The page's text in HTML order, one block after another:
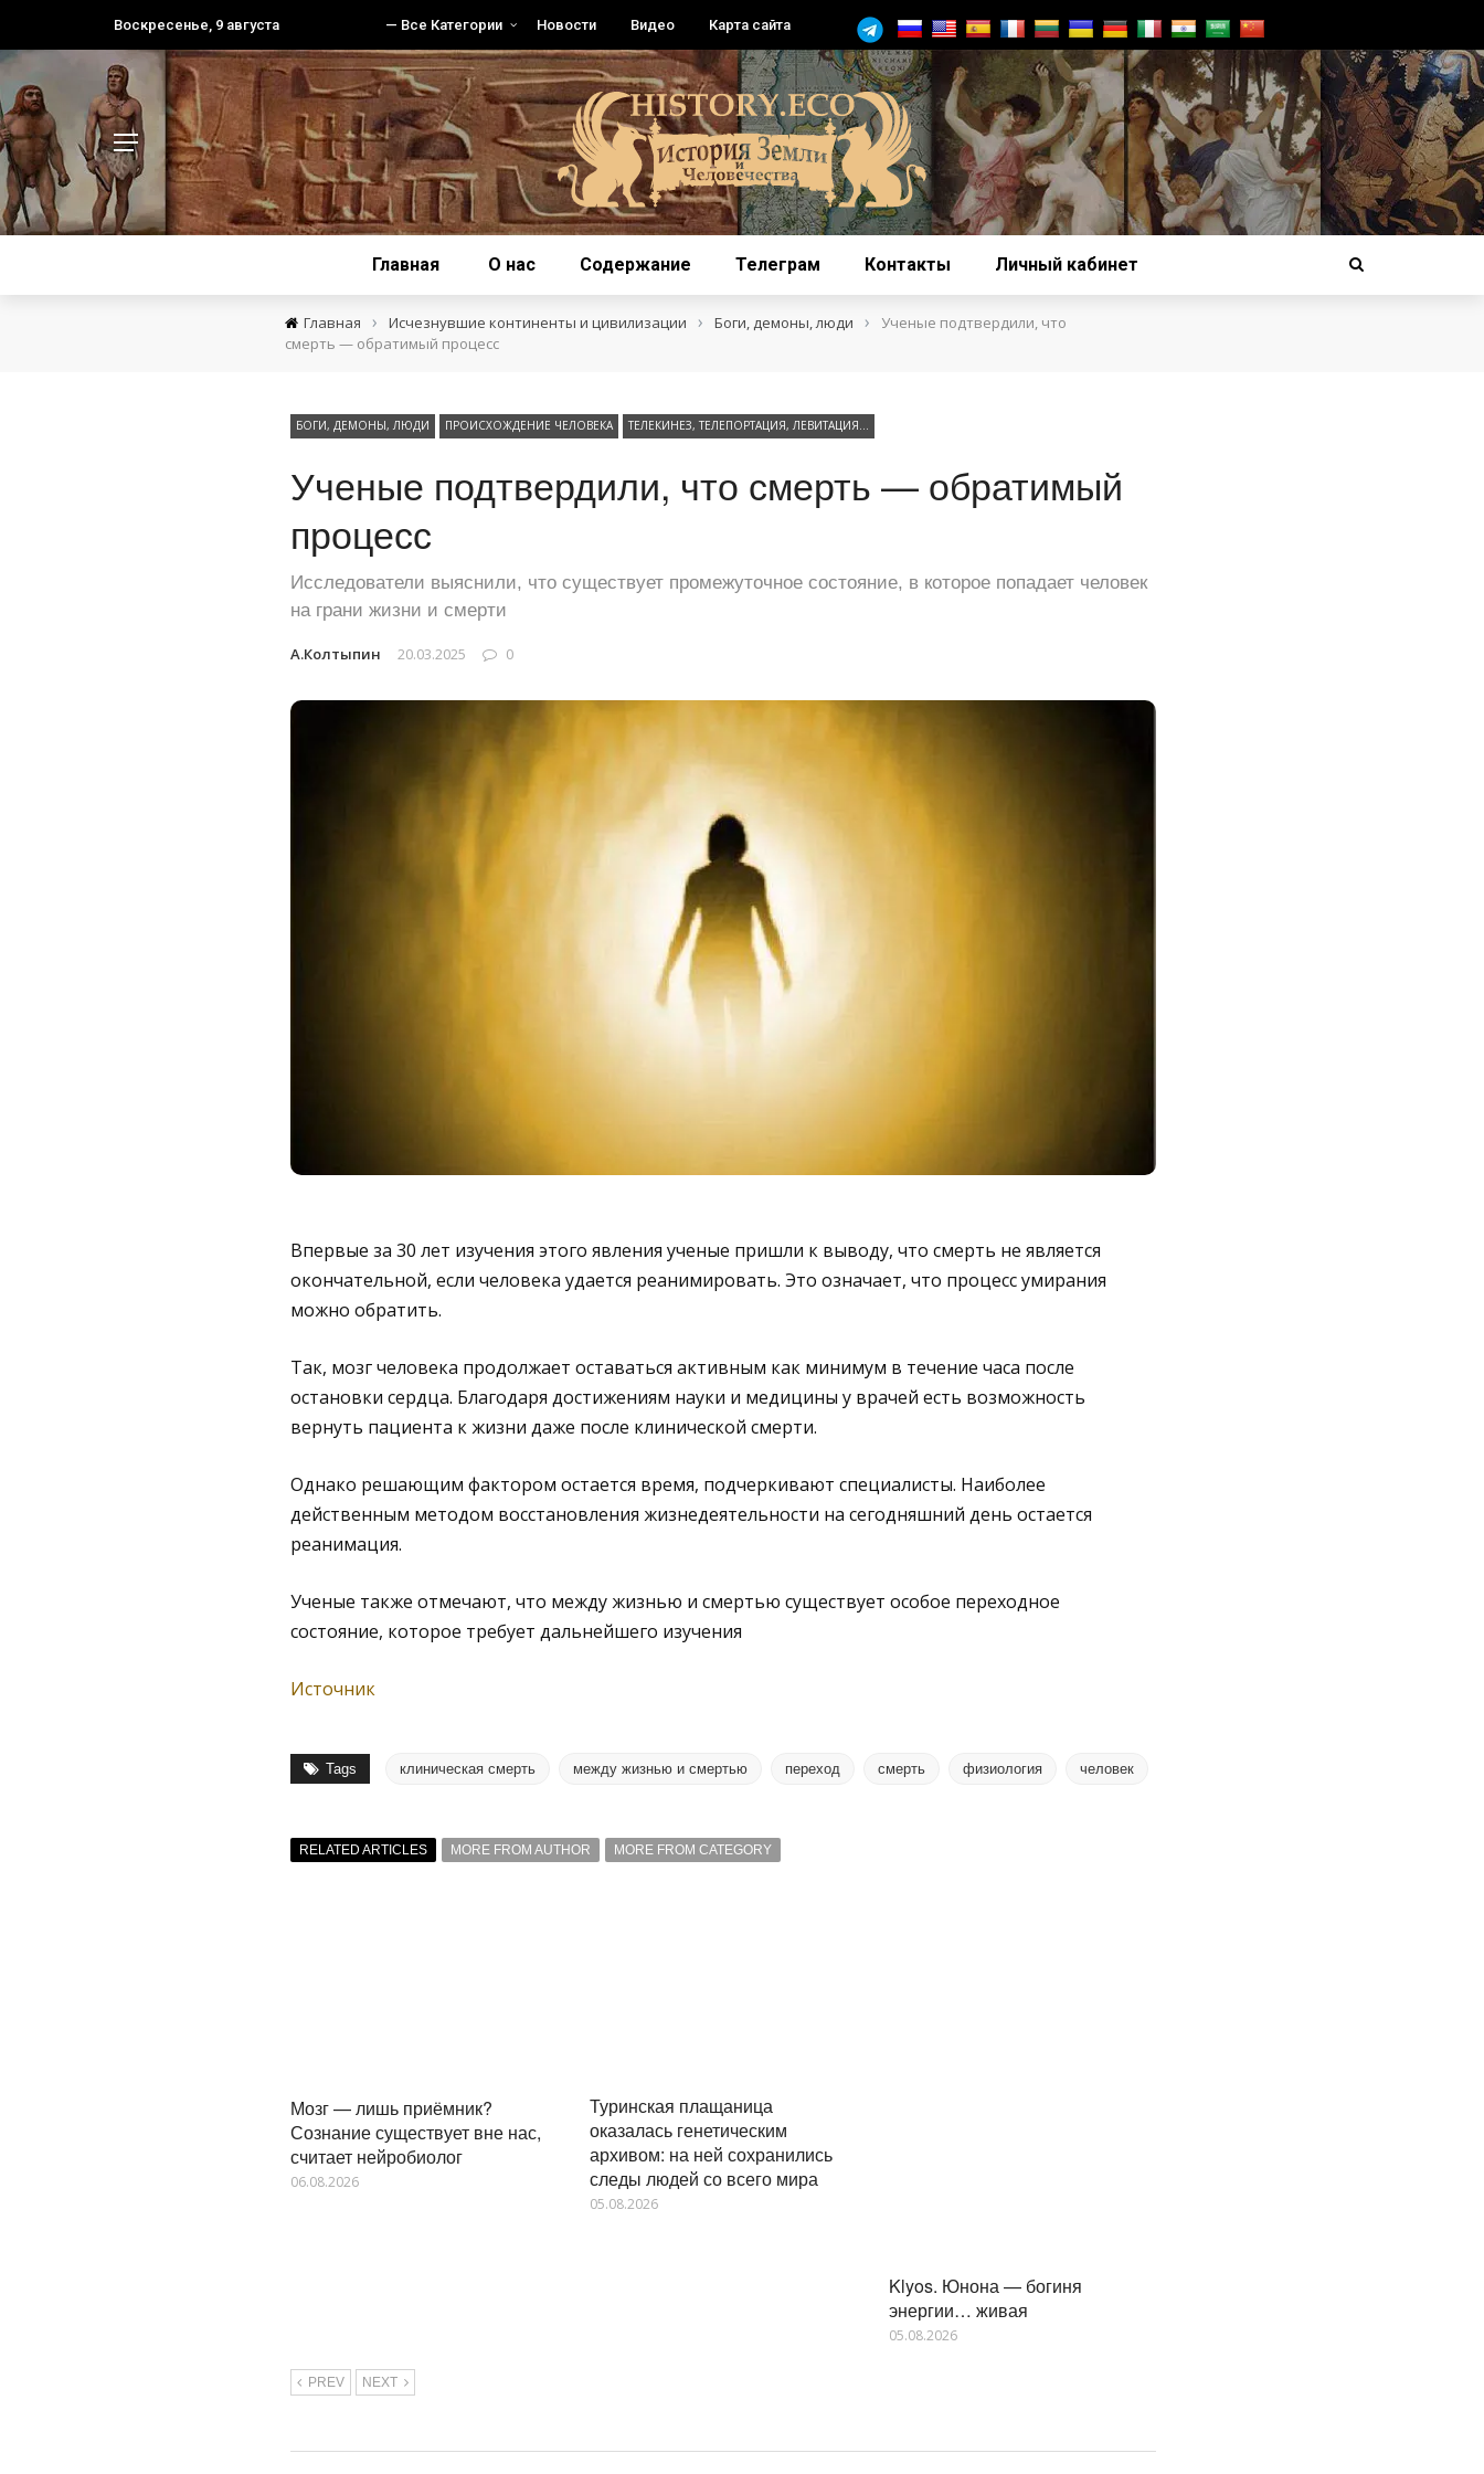
Воскресенье, 9 августа — Все Категории Новости Видео Карта сайта
Главная О нас Содержание Телеграм Контакты Личный кабинет
Главная › Исчезнувшие континенты и цивилизации › Боги, демоны, люди ›
Ученые подтвердили, что
смерть — обратимый процесс
БОГИ, ДЕМОНЫ, ЛЮДИ ПРОИСХОЖДЕНИЕ ЧЕЛОВЕКА ТЕЛЕКИНЕЗ, ТЕЛЕПОРТАЦИЯ, ЛЕВИТАЦИЯ…
Ученые подтвердили, что смерть — обратимый
процесс
Исследователи выяснили, что существует промежуточное состояние, в которое попадает человек
на грани жизни и смерти
А.Колтыпин 20.03.2025 0
Впервые за 30 лет изучения этого явления ученые пришли к выводу, что смерть не является
окончательной, если человека удается реанимировать. Это означает, что процесс умирания
можно обратить.
Так, мозг человека продолжает оставаться активным как минимум в течение часа после
остановки сердца. Благодаря достижениям науки и медицины у врачей есть возможность
вернуть пациента к жизни даже после клинической смерти.
Однако решающим фактором остается время, подчеркивают специалисты. Наиболее
действенным методом восстановления жизнедеятельности на сегодняшний день остается
реанимация.
Ученые также отмечают, что между жизнью и смертью существует особое переходное
состояние, которое требует дальнейшего изучения
Источник
Tags клиническая смерть между жизнью и смертью переход смерть физиология человек
RELATED ARTICLES MORE FROM AUTHOR MORE FROM CATEGORY
Мозг — лишь приёмник?
Сознание существует вне нас,
считает нейробиолог
06.08.2026
Туринская плащаница
оказалась генетическим
архивом: на ней сохранились
следы людей со всего мира
05.08.2026
Klyos. Юнона — богиня
энергии… живая
05.08.2026
PREV NEXT